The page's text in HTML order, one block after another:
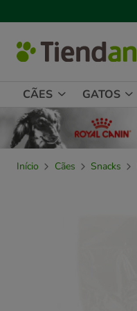
CÃES GATOS
Início Cães Snacks